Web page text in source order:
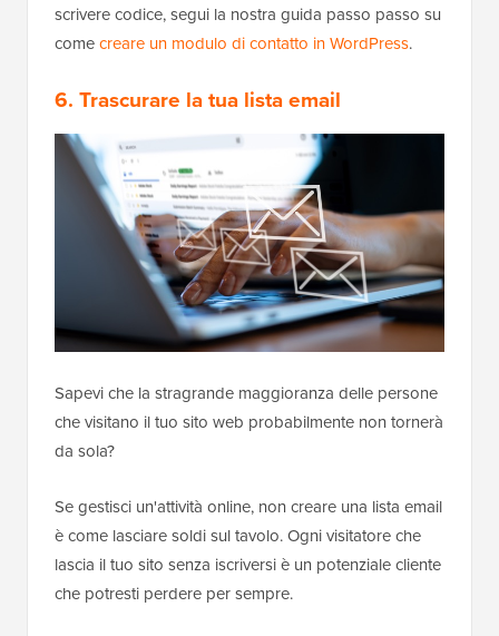
scrivere codice, segui la nostra guida passo passo su
comecreare un modulo di contatto in WordPress.
6. Trascurare la tua lista email
Sapevi che la stragrande maggioranza delle persone
che visitano il tuo sito web probabilmente non tornerà
da sola?
Se gestisci un'attività online, non creare una lista email
è come lasciare soldi sul tavolo. Ogni visitatore che
lascia il tuo sito senza iscriversi è un potenziale cliente
che potresti perdere per sempre.